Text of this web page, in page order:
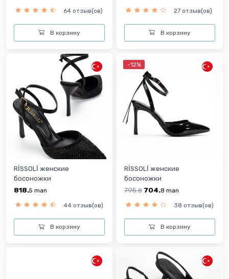
64 отзыв(ов)
В корзину
27 отзыв(ов)
В корзину
RİSSOLİ женские
босоножки
818.5 man
44 отзыв(ов)
В корзину
-12%
RİSSOLİ женские
босоножки
795.8 704.8 man
38 отзыв(ов)
В корзину